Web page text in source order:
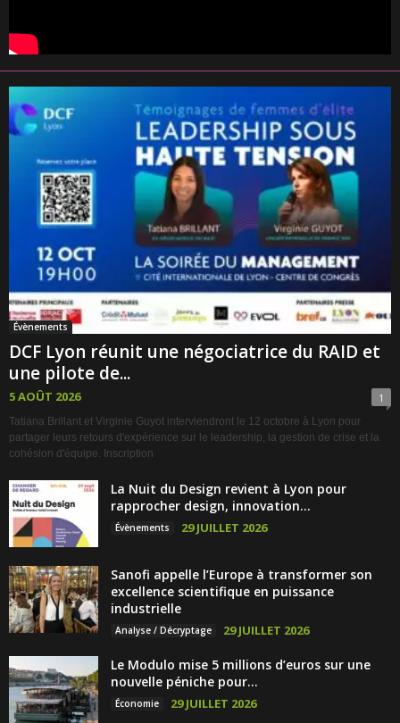
Évènements
DCF Lyon réunit une négociatrice du RAID et
une pilote de...
5 AOÛT 2026 1
Tatiana Brillant et Virginie Guyot interviendront le 12 octobre à Lyon pour
partager leurs retours d'expérience sur le leadership, la gestion de crise et la
cohésion d'équipe. Inscription
La Nuit du Design revient à Lyon pour
rapprocher design, innovation...
Évènements 29 JUILLET 2026
Sanofi appelle l’Europe à transformer son
excellence scientifique en puissance
industrielle
Analyse / Décryptage 29 JUILLET 2026
Le Modulo mise 5 millions d’euros sur une
nouvelle péniche pour...
Économie 29 JUILLET 2026